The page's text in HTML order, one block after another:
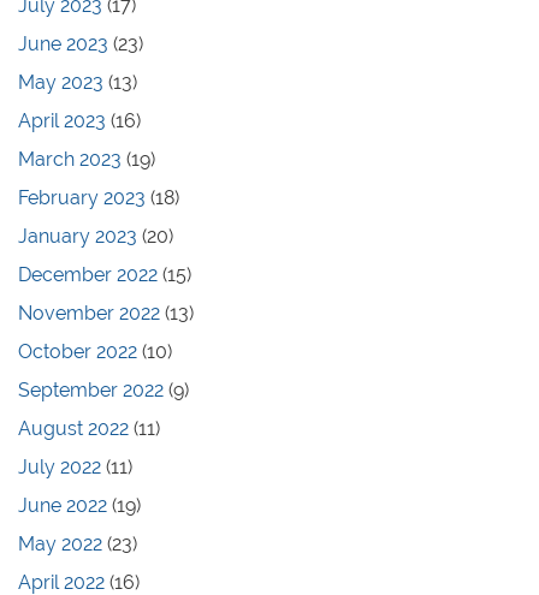
July 2023 (17)
June 2023 (23)
May 2023 (13)
April 2023 (16)
March 2023 (19)
February 2023 (18)
January 2023 (20)
December 2022 (15)
November 2022 (13)
October 2022 (10)
September 2022 (9)
August 2022 (11)
July 2022 (11)
June 2022 (19)
May 2022 (23)
April 2022 (16)